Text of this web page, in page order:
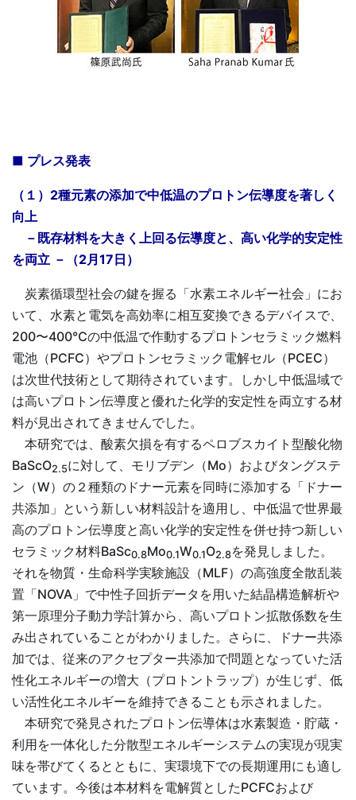
■ プレス発表
（１）2種元素の添加で中低温のプロトン伝導度を著しく
向上
－既存材料を大きく上回る伝導度と、高い化学的安定性
を両立 －（2月17日）
炭素循環型社会の鍵を握る「水素エネルギー社会」にお
いて、水素と電気を高効率に相互変換できるデバイスで、
200〜400℃の中低温で作動するプロトンセラミック燃料
電池（PCFC）やプロトンセラミック電解セル（PCEC）
は次世代技術として期待されています。しかし中低温域で
は高いプロトン伝導度と優れた化学的安定性を両立する材
料が見出されてきませんでした。
本研究では、酸素欠損を有するペロブスカイト型酸化物
BaScO2.5に対して、モリブデン（Mo）およびタングステ
ン（W）の２種類のドナー元素を同時に添加する「ドナー
共添加」という新しい材料設計を適用し、中低温で世界最
高のプロトン伝導度と高い化学的安定性を併せ持つ新しい
セラミック材料BaSc0.8Mo0.1W0.1O2.8を発見しました。
それを物質・生命科学実験施設（MLF）の高強度全散乱装
置「NOVA」で中性子回折データを用いた結晶構造解析や
第一原理分子動力学計算から、高いプロトン拡散係数を生
み出されていることがわかりました。さらに、ドナー共添
加では、従来のアクセプター共添加で問題となっていた活
性化エネルギーの増大（プロトントラップ）が生じず、低
い活性化エネルギーを維持できることも示されました。
本研究で発見されたプロトン伝導体は水素製造・貯蔵・
利用を一体化した分散型エネルギーシステムの実現が現実
味を帯びてくるとともに、実環境下での長期運用にも適し
ています。今後は本材料を電解質としたPCFCおよび